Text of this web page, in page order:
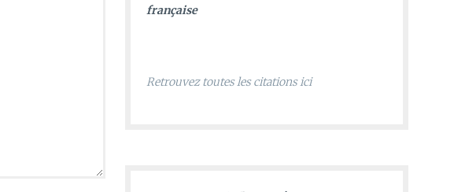
française
Retrouvez toutes les citations ici